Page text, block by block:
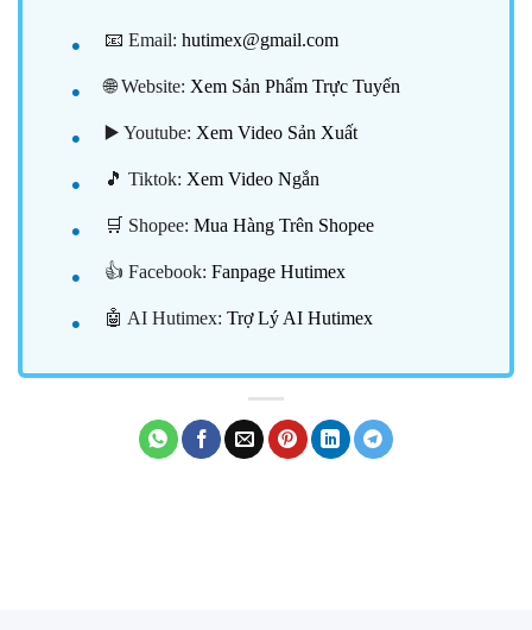
📧 Email: hutimex@gmail.com
🌐 Website: Xem Sản Phẩm Trực Tuyến
▶️ Youtube: Xem Video Sản Xuất
🎵 Tiktok: Xem Video Ngắn
🛒 Shopee: Mua Hàng Trên Shopee
👍 Facebook: Fanpage Hutimex
🤖 AI Hutimex: Trợ Lý AI Hutimex